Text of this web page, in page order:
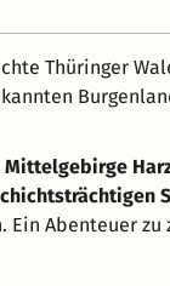
Thüringer
Abenteuer